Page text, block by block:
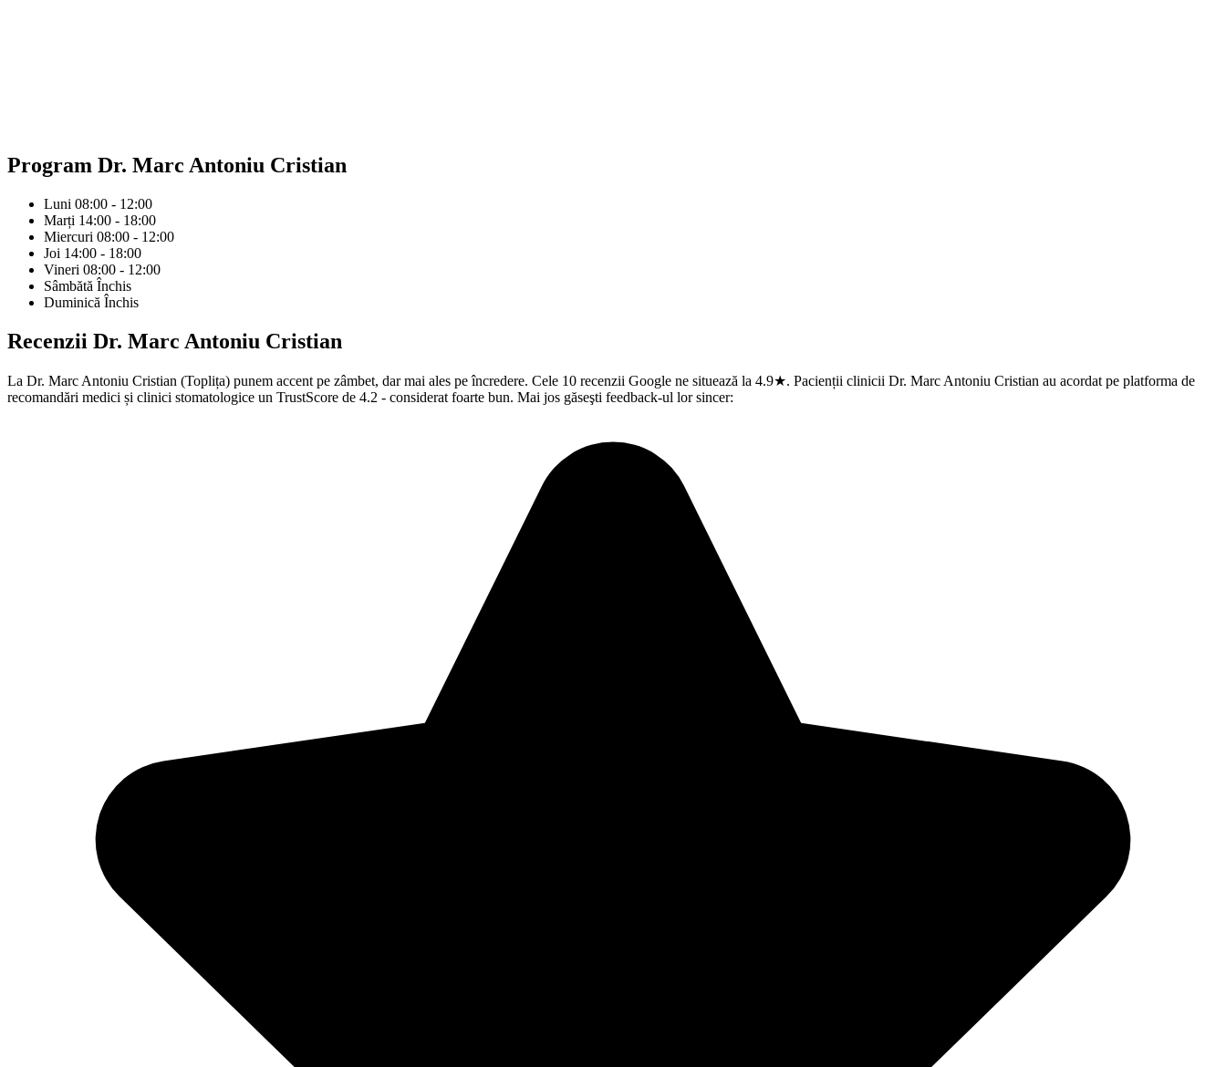
Program Dr. Marc Antoniu Cristian
Luni 08:00 - 12:00
Marți 14:00 - 18:00
Miercuri 08:00 - 12:00
Joi 14:00 - 18:00
Vineri 08:00 - 12:00
Sâmbătă Închis
Duminică Închis
Recenzii Dr. Marc Antoniu Cristian
La Dr. Marc Antoniu Cristian (Toplița) punem accent pe zâmbet, dar mai ales pe încredere. Cele 10 recenzii Google ne situează la 4.9★. Pacienții clinicii Dr. Marc Antoniu Cristian au acordat pe platforma de
recomandări medici și clinici stomatologice un TrustScore de 4.2 - considerat foarte bun. Mai jos găseşti feedback-ul lor sincer: